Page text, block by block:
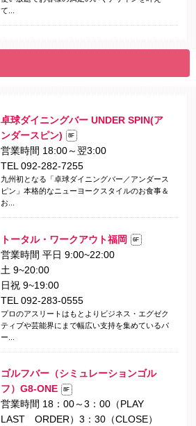
て...
卓球ダイニングバー UNDER SPIN(ア
ンダースピン)
8F
営業時間 18:00～翌3:00
TEL 092-282-7255
九州初となる「卓球ダイニングバー／アンダース
ピン」本格的なニューヨークスタイルのお食事＆
お...
トータル・ワークアウト福岡 6F
営業時間 平日 9:00~22:00
土 9~20:00
日祝 9~19:00
TEL 092-283-0555
プロのアスリートはもとよりビジネス・エグゼク
ティブや芸能界にまで幅広い支持を集めているパ
ー...
ゴルフバー（シミュレーションゴル
フ）G8-ONE
8F
営業時間 18：00～3：00（PLAY
LAST ORDER）3：30（CLOSE）